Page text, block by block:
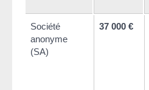
Société
anonyme
(SA)
37 000 €